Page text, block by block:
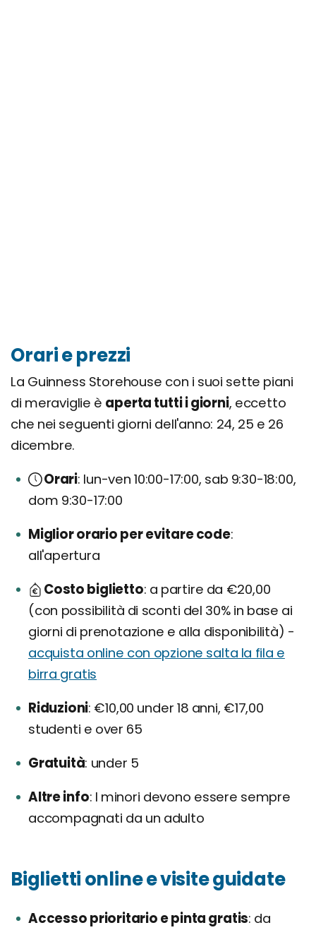
Orari e prezzi
La Guinness Storehouse con i suoi sette piani
di meraviglie è aperta tutti i giorni, eccetto
che nei seguenti giorni dell'anno: 24, 25 e 26
dicembre.
Orari lun-ven 10:00-17:00, sab 9:30-18:00,
dom 9:30-17:00
Miglior orario per evitare code
all'apertura
Costo biglietto a partire da €20,00
(con possibilità di sconti del 30% in base ai
giorni di prenotazione e alla disponibilità) -
acquista online con opzione salta la fila e
birra gratis
Riduzioni €10,00 under 18 anni, €17,00
studenti e over 65
Gratuità under 5
Altre info I minori devono essere sempre
accompagnati da un adulto
Biglietti online e visite guidate
Accesso prioritario e pinta gratis da